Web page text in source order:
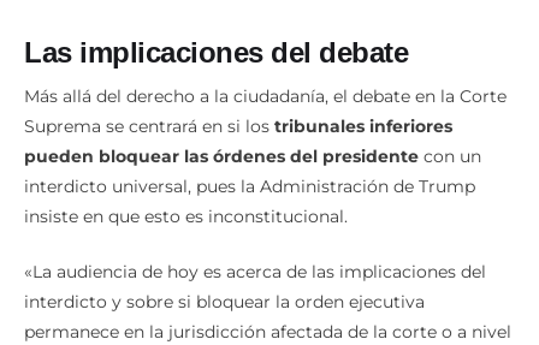
Las implicaciones del debate
Más allá del derecho a la ciudadanía, el debate en la Corte
Suprema se centrará en si lostribunales inferiores
pueden bloquear las órdenes del presidentecon un
interdicto universal, pues la Administración de Trump
«La audiencia de hoy es acerca de las implicaciones del
interdicto y sobre si bloquear la orden ejecutiva